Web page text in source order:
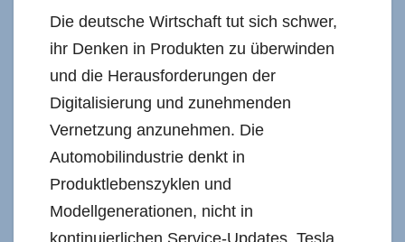
Die deutsche Wirtschaft tut sich schwer,
ihr Denken in Produkten zu überwinden
und die Herausforderungen der
Digitalisierung und zunehmenden
Vernetzung anzunehmen. Die
Automobilindustrie denkt in
Produktlebenszyklen und
Modellgenerationen, nicht in
kontinuierlichen Service-Updates. Tesla